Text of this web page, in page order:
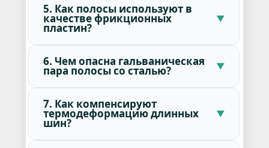
5. Как полосы используют в
качестве фрикционных
пластин?
6. Чем опасна гальваническая
пара полосы со сталью?
7. Как компенсируют
термодеформацию длинных
шин?